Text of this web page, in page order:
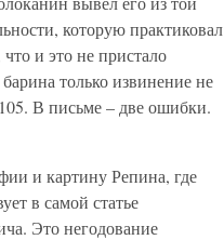
которую практиковал
и это не пристало
только извинение не
В письме – две ошибки.
и картину Репина, где
в самой статье
Это негодование